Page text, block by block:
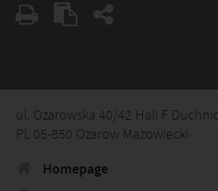
ul. Ozarowska 40/42 Hall F
PL 05-850 Ozarow Mazowiecki
Homepage